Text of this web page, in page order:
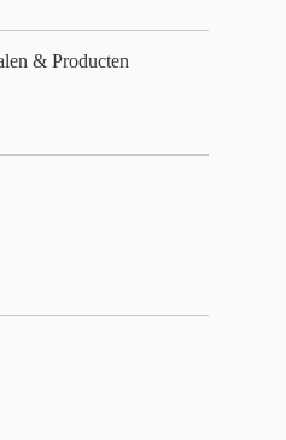
& Producten